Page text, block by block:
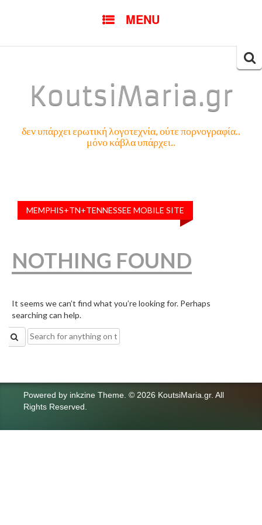
MENU
KoutsiMaria.gr
δεν υπάρχει ερωτική λογοτεχνία, ούτε πορνογραφία..
μόνο κάβλα υπάρχει..
MEMPHIS+TN+TENNESSEE MOBILE SITE
NOTHING FOUND
It seems we can’t find what you’re looking for. Perhaps
searching can help.
Search
for:
Powered by inkzine Theme © 2026 KoutsiMaria.gr. All
Rights Reserved.